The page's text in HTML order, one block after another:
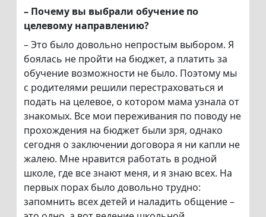
– Почему вы выбрали обучение по
целевому направлению?
– Это было довольно непростым выбором. Я
боялась не пройти на бюджет, а платить за
обучение возможности не было. Поэтому мы
с родителями решили перестраховаться и
подать на целевое, о котором мама узнала от
знакомых. Все мои переживания по поводу не
прохождения на бюджет были зря, однако
сегодня о заключении договора я ни капли не
жалею. Мне нравится работать в родной
школе, где все знают меня, и я знаю всех. На
первых порах было довольно трудно:
запомнить всех детей и наладить общение –